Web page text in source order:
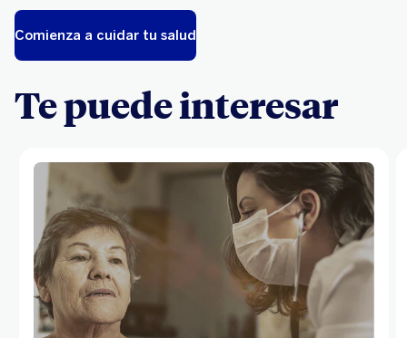
Comienza a cuidar tu salud
Te puede interesar